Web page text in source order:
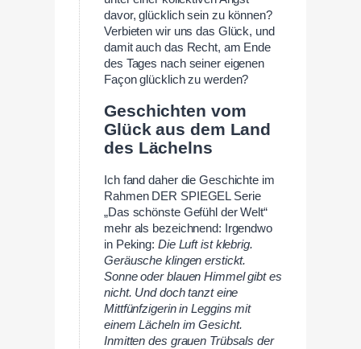
davor, glücklich sein zu können?
Verbieten wir uns das Glück, und
damit auch das Recht, am Ende
des Tages nach seiner eigenen
Façon glücklich zu werden?
Geschichten vom
Glück aus dem Land
des Lächelns
Ich fand daher die Geschichte im
Rahmen DER SPIEGEL Serie
„Das schönste Gefühl der Welt“
mehr als bezeichnend: Irgendwo
in Peking: Die Luft ist klebrig.
Geräusche klingen erstickt.
Sonne oder blauen Himmel gibt es
nicht. Und doch tanzt eine
Mittfünfzigerin in Leggins mit
einem Lächeln im Gesicht.
Inmitten des grauen Trübsals der